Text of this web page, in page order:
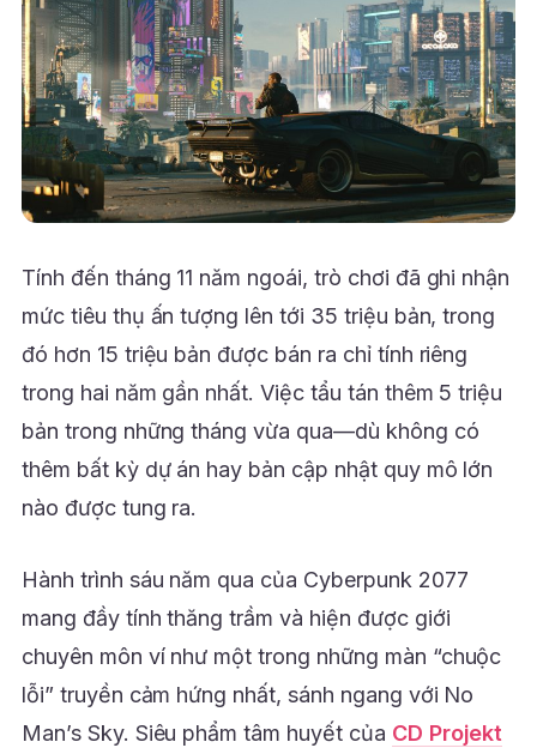
Tính đến tháng 11 năm ngoái, trò chơi đã ghi nhận
mức tiêu thụ ấn tượng lên tới 35 triệu bản, trong
đó hơn 15 triệu bản được bán ra chỉ tính riêng
trong hai năm gần nhất. Việc tẩu tán thêm 5 triệu
bản trong những tháng vừa qua—dù không có
thêm bất kỳ dự án hay bản cập nhật quy mô lớn
nào được tung ra.
Hành trình sáu năm qua của Cyberpunk 2077
mang đầy tính thăng trầm và hiện được giới
chuyên môn ví như một trong những màn “chuộc
lỗi” truyền cảm hứng nhất, sánh ngang với No
Man’s Sky. Siêu phẩm tâm huyết của CD Projekt